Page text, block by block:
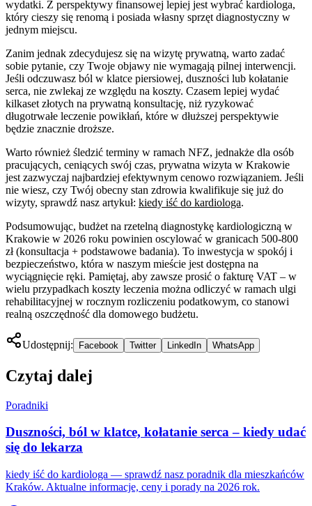
wydatki. Z perspektywy finansowej lepiej jest wybrać kardiologa,
który cieszy się renomą i posiada własny sprzęt diagnostyczny w
jednym miejscu.
Zanim jednak zdecydujesz się na wizytę prywatną, warto zadać
sobie pytanie, czy Twoje objawy nie wymagają pilnej interwencji.
Jeśli odczuwasz ból w klatce piersiowej, duszności lub kołatanie
serca, nie zwlekaj ze względu na koszty. Czasem lepiej wydać
kilkaset złotych na prywatną konsultację, niż ryzykować
długotrwałe leczenie powikłań, które w dłuższej perspektywie
będzie znacznie droższe.
Warto również śledzić terminy w ramach NFZ, jednakże dla osób
pracujących, ceniących swój czas, prywatna wizyta w Krakowie
jest zazwyczaj najbardziej efektywnym cenowo rozwiązaniem. Jeśli
nie wiesz, czy Twój obecny stan zdrowia kwalifikuje się już do
wizyty, sprawdź nasz artykuł: kiedy iść do kardiologa.
Podsumowując, budżet na rzetelną diagnostykę kardiologiczną w
Krakowie w 2026 roku powinien oscylować w granicach 500-800
zł (konsultacja + podstawowe badania). To inwestycja w spokój i
bezpieczeństwo, która w naszym mieście jest dostępna na
wyciągnięcie ręki. Pamiętaj, aby zawsze prosić o fakturę VAT – w
wielu przypadkach koszty leczenia można odliczyć w ramach ulgi
rehabilitacyjnej w rocznym rozliczeniu podatkowym, co stanowi
realną oszczędność dla domowego budżetu.
Udostępnij: Facebook Twitter LinkedIn WhatsApp
Czytaj dalej
Poradniki
Duszności, ból w klatce, kołatanie serca – kiedy udać
się do lekarza
kiedy iść do kardiologa — sprawdź nasz poradnik dla mieszkańców
Kraków. Aktualne informacje, ceny i porady na 2026 rok.